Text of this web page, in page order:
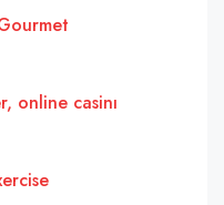
online casinı